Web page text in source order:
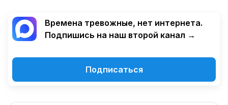
Времена тревожные, нет интернета.
Подпишись на наш второй канал →
Подписаться